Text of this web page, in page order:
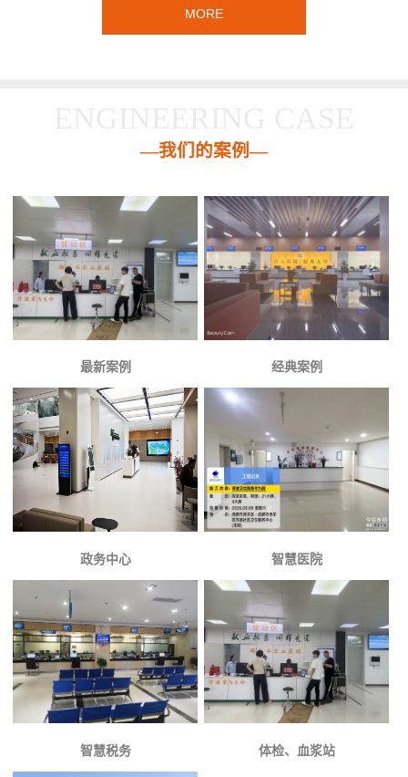
MORE
—我们的案例—
最新案例 经典案例
政务中心 智慧医院
智慧税务 体检、血浆站